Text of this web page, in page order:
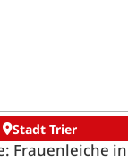
Stadt Trier
Frauenleiche